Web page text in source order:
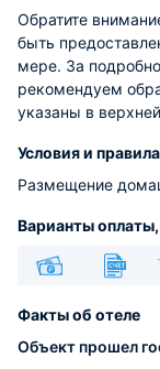
Обратите
быть
мере. За
рекомендуем
указаны в
Условия и
Размещение
Варианты
Факты об отеле
Объект прошел